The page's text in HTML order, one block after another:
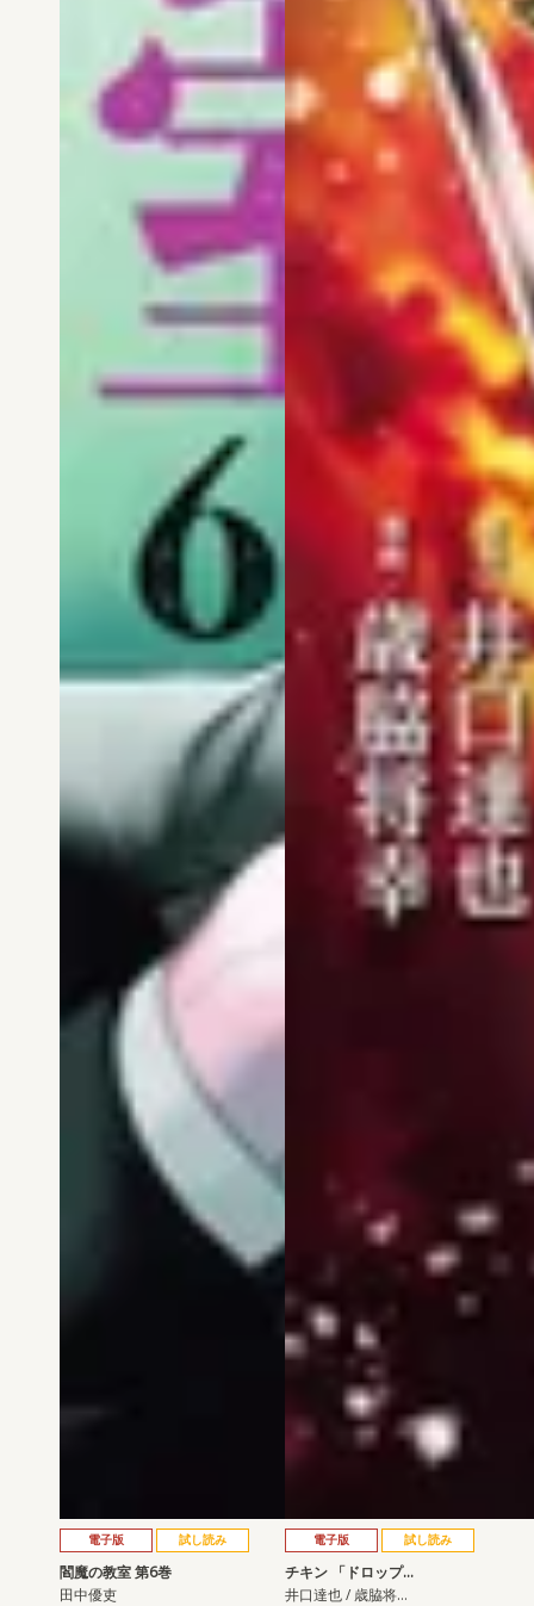
電子版 試し読み
閻魔の教室 第6巻
田中優吏
電子版 試し読み
チキン 「ドロップ…
井口達也 / 歳脇将…